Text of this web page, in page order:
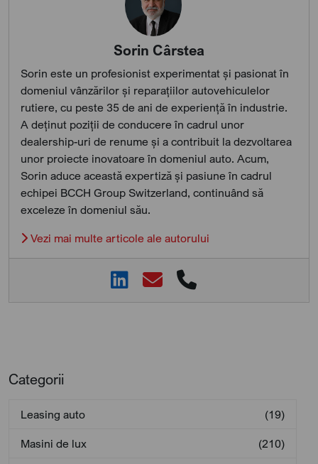
Sorin Cârstea
Sorin este un profesionist experimentat și pasionat în
domeniul vânzărilor și reparațiilor autovehiculelor
rutiere, cu peste 35 de ani de experiență în industrie.
A deținut poziții de conducere în cadrul unor
dealership-uri de renume și a contribuit la dezvoltarea
unor proiecte inovatoare în domeniul auto. Acum,
Sorin aduce această expertiză și pasiune în cadrul
echipei BCCH Group Switzerland, continuând să
exceleze în domeniul său.
Vezi mai multe articole ale autorului
Categorii
Leasing auto (19)
Masini de lux (210)